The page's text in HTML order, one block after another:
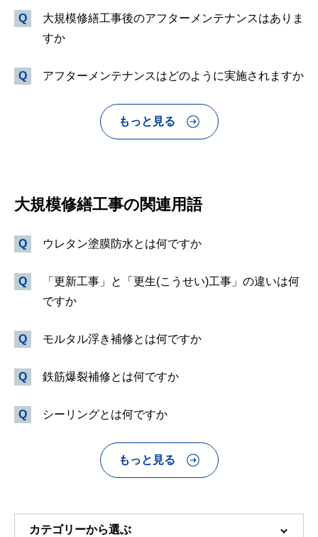
大規模修繕工事後のアフターメンテナンスはありま
すか
アフターメンテナンスはどのように実施されますか
もっと見る
大規模修繕工事の関連用語
ウレタン塗膜防水とは何ですか
「更新工事」と「更生(こうせい)工事」の違いは何
ですか
モルタル浮き補修とは何ですか
鉄筋爆裂補修とは何ですか
シーリングとは何ですか
もっと見る
カテゴリーから選ぶ